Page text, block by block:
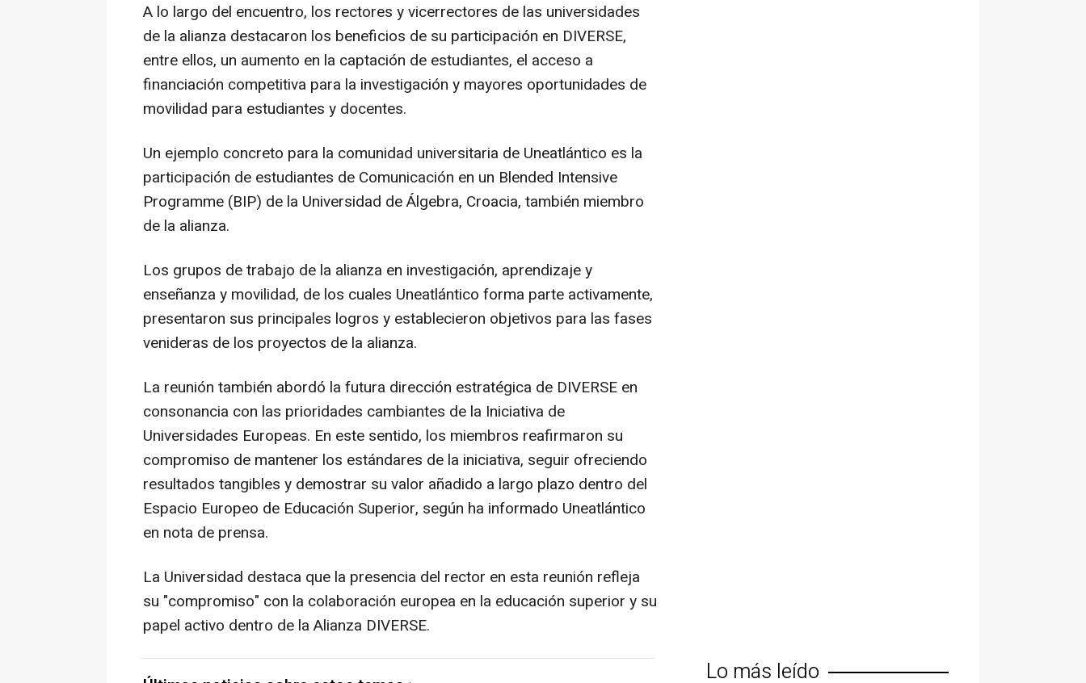
A lo largo del encuentro, los rectores y vicerrectores de las universidades
de la alianza destacaron los beneficios de su participación en DIVERSE,
entre ellos, un aumento en la captación de estudiantes, el acceso a
financiación competitiva para la investigación y mayores oportunidades de
movilidad para estudiantes y docentes.
Un ejemplo concreto para la comunidad universitaria de Uneatlántico es la
participación de estudiantes de Comunicación en un Blended Intensive
Programme (BIP) de la Universidad de Álgebra, Croacia, también miembro
de la alianza.
Los grupos de trabajo de la alianza en investigación, aprendizaje y
enseñanza y movilidad, de los cuales Uneatlántico forma parte activamente,
presentaron sus principales logros y establecieron objetivos para las fases
venideras de los proyectos de la alianza.
La reunión también abordó la futura dirección estratégica de DIVERSE en
consonancia con las prioridades cambiantes de la Iniciativa de
Universidades Europeas. En este sentido, los miembros reafirmaron su
compromiso de mantener los estándares de la iniciativa, seguir ofreciendo
resultados tangibles y demostrar su valor añadido a largo plazo dentro del
Espacio Europeo de Educación Superior, según ha informado Uneatlántico
en nota de prensa.
La Universidad destaca que la presencia del rector en esta reunión refleja
su "compromiso" con la colaboración europea en la educación superior y su
papel activo dentro de la Alianza DIVERSE.
Lo más leído